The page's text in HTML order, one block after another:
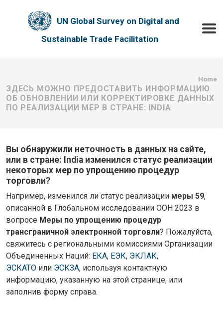
UN Global Survey on Digital and
Sustainable Trade Facilitation
Home
ЗДЕСЬ МОЖНО ПРЕДОСТАВИТЬ ИНФОРМАЦИЮ
ОБ ОБНОВЛЕНИИ ИЛИ КОРРЕКТИРОВКЕ ДАННЫХ
ПО РЕАЛИЗАЦИИ МЕР В СТРАНЕ: INDIA
Вы обнаружили неточность в данных на сайте,
или в стране: India изменился статус реализации
некоторых мер по упрощению процедур
торговли?
Например, изменился ли статус реализации меры 59,
описанной в Глобальном исследовании ООН 2023 в
вопросе Меры по упрощению процедур
трансграничной электронной торговли? Пожалуйста,
свяжитесь с региональными комиссиями Организации
Объединенных Наций: ЕКА, ЕЭК, ЭКЛАК,
ЭСКАТО или ЭСКЗА, используя контактную
информацию, указанную на этой странице, или
заполнив форму справа.